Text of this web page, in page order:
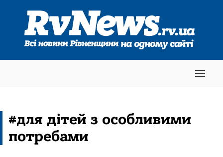
#для дітей з особливими
потребами